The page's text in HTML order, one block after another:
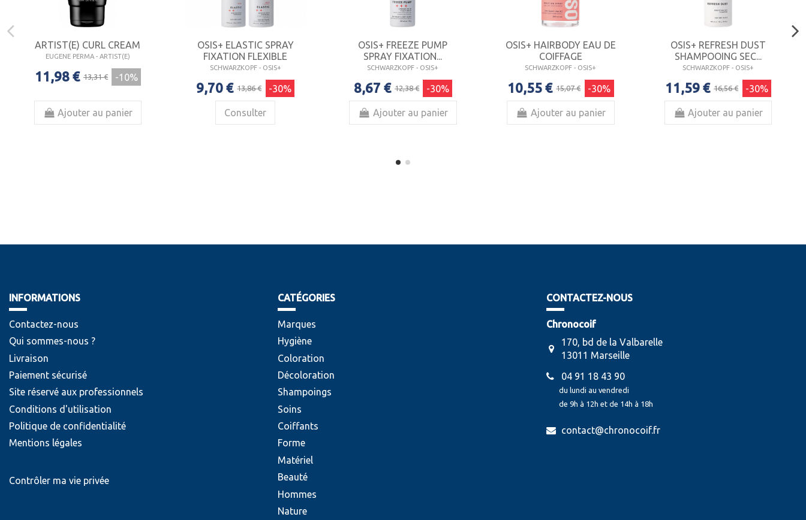
ARTIST(E) CURL CREAM
EUGENE PERMA - ARTIST(E)
11,98 € 13,31 € -10%
Ajouter au panier
OSIS+ ELASTIC SPRAY
FIXATION FLEXIBLE
SCHWARZKOPF - OSIS+
9,70 € 13,86 € -30%
Consulter
OSIS+ FREEZE PUMP
SPRAY FIXATION...
SCHWARZKOPF - OSIS+
8,67 € 12,38 € -30%
Ajouter au panier
OSIS+ HAIRBODY EAU DE
COIFFAGE
SCHWARZKOPF - OSIS+
10,55 € 15,07 € -30%
Ajouter au panier
OSIS+ REFRESH DUST
SHAMPOOING SEC...
SCHWARZKOPF - OSIS+
11,59 € 16,56 € -30%
Ajouter au panier
INFORMATIONS
Contactez-nous
Qui sommes-nous ?
Livraison
Paiement sécurisé
Site réservé aux professionnels
Conditions d'utilisation
Politique de confidentialité
Mentions légales
Contrôler ma vie privée
CATÉGORIES
Marques
Hygiène
Coloration
Décoloration
Shampoings
Soins
Coiffants
Forme
Matériel
Beauté
Hommes
Nature
CONTACTEZ-NOUS
Chronocoif
170, bd de la Valbarelle
13011 Marseille
04 91 18 43 90
du lundi au vendredi
de 9h à 12h et de 14h à 18h
contact@chronocoif.fr